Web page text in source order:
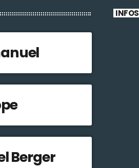
Berger
INFOS